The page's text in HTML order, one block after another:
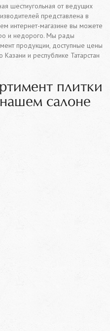
шестиугольная от ведущих
представлена в
интернет-магазине вы можете
и недорого. Мы рады
продукции, доступные цены
и республике Татарстан
плитки
салоне